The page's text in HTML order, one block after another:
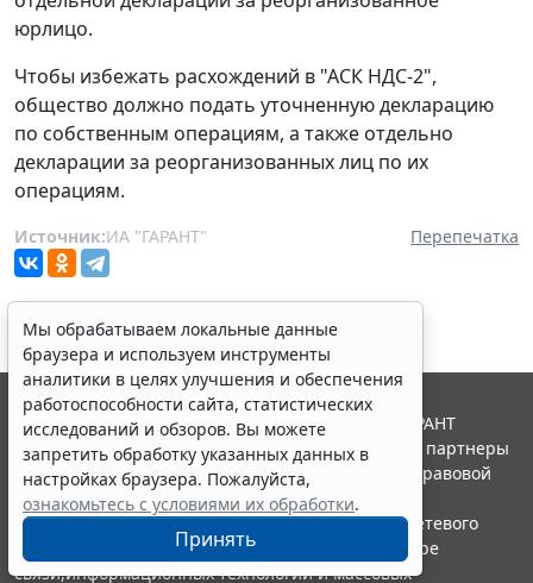
юрлицо.
Чтобы избежать расхождений в "АСК НДС-2",
общество должно подать уточненную декларацию
по собственным операциям, а также отдельно
декларации за реорганизованных лиц по их
операциям.
Источник:ИА "ГАРАНТ" Перепечатка
Мы обрабатываем локальные данные
браузера и используем инструменты
аналитики в целях улучшения и обеспечения
работоспособности сайта, статистических
исследований и обзоров. Вы можете
запретить обработку указанных данных в
настройках браузера. Пожалуйста,
ознакомьтесь с условиями их обработки.
Принять
© ООО "НПП "ГАРАНТ-СЕРВИС", 2026. Система ГАРАНТ
выпускается с 1990 года. Компания "Гарант" и ее партнеры
являются участниками Российской ассоциации правовой
информации ГАРАНТ.
Портал ГАРАНТ.РУ зарегистрирован в качестве сетевого
издания Федеральной службой по надзору в сфере
связи,информационных технологий и массовых